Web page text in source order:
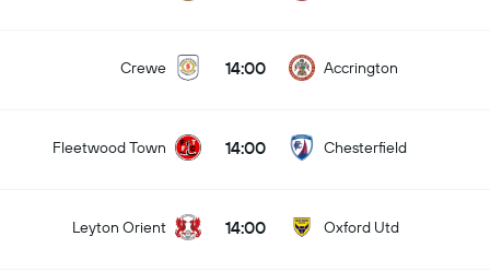
Crewe 14:00 Accrington
Fleetwood Town 14:00 Chesterfield
Leyton Orient 14:00 Oxford Utd